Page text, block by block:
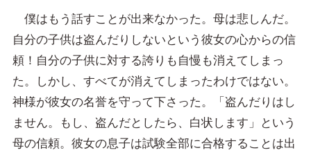
僕はもう話すことが出来なかった。母は悲しんだ。
自分の子供は盗んだりしないという彼女の心からの信
頼！自分の子供に対する誇りも自慢も消えてしまっ
た。しかし、すべてが消えてしまったわけではない。
神様が彼女の名誉を守って下さった。「盗んだりはし
ません。もし、盗んだとしたら、白状します」という
母の信頼。彼女の息子は試験全部に合格することは出